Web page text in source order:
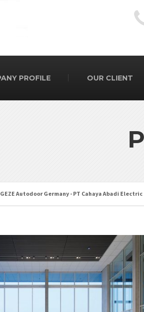
PROFILE OUR CLIENT
Autodoor Germany - PT Cahaya Abadi Electric